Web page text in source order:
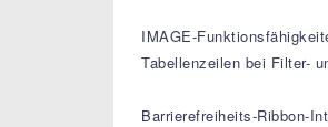
IMAGE-
Tabellenzeilen bei Filter-
Barrierefreiheits-Ribbon-